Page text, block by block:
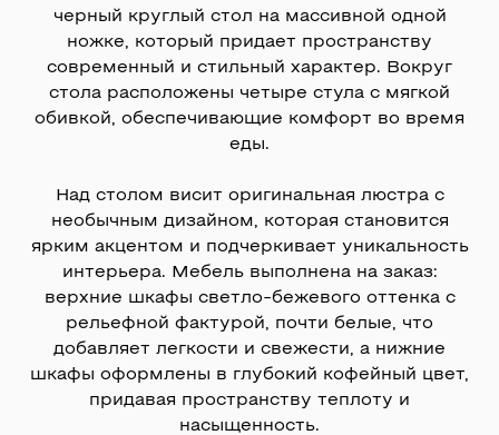
черный круглый стол на массивной одной
ножке, который придает пространству
современный и стильный характер. Вокруг
стола расположены четыре стула с мягкой
обивкой, обеспечивающие комфорт во время
еды.
Над столом висит оригинальная люстра с
необычным дизайном, которая становится
ярким акцентом и подчеркивает уникальность
интерьера. Мебель выполнена на заказ:
верхние шкафы светло-бежевого оттенка с
рельефной фактурой, почти белые, что
добавляет легкости и свежести, а нижние
шкафы оформлены в глубокий кофейный цвет,
придавая пространству теплоту и
насыщенность.
ДИЗАЙН-ПРОЕКТ
МОСКВА, ЖК
СОКОЛИНОЕ
ГНЕЗДО
Следующий кейс →